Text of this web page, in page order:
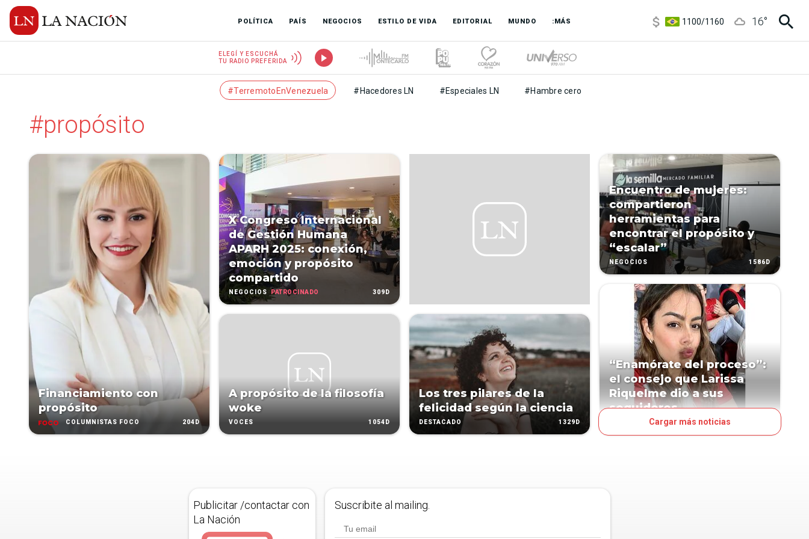
POLÍTICA PAÍS NEGOCIOS ESTILO DE VIDA EDITORIAL MUNDO :MÁS
1100/1160
16°
ELEGÍ Y ESCUCHÁ
TU RADIO PREFERIDA
#TerremotoEnVenezuela #Hacedores LN #Especiales LN #Hambre cero
#propósito
Financiamiento con
propósito
COLUMNISTAS FOCO 204D
X Congreso Internacional
de Gestión Humana
APARH 2025: conexión,
emoción y propósito
compartido
NEGOCIOS PATROCINADO 309D
A propósito de la filosofía
woke
VOCES 1054D
Los tres pilares de la
felicidad según la ciencia
DESTACADO 1329D
Encuentro de mujeres:
compartieron
herramientas para
encontrar el propósito y
“escalar”
NEGOCIOS 1586D
“Enamórate del proceso”:
el consejo que Larissa
Riquelme dio a sus
seguidores
Cargar más noticias
Publicitar /contactar con
La Nación
Suscribite al mailing.